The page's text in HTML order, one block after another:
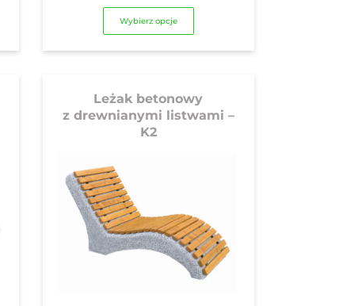
Wybierz opcje
Leżak betonowy
z drewnianymi listwami –
K2